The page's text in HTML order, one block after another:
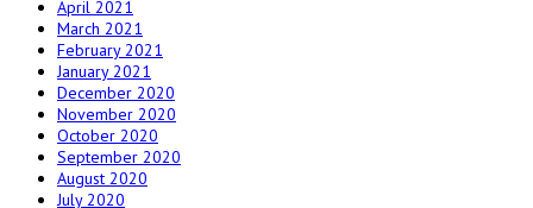
April 2021
March 2021
February 2021
January 2021
December 2020
November 2020
October 2020
September 2020
August 2020
July 2020